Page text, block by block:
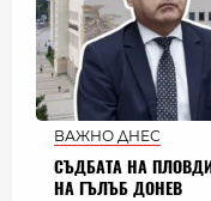
ВАЖНО ДНЕС
СЪДБАТА НА
НА ГЪЛЪБ ДОНЕВ